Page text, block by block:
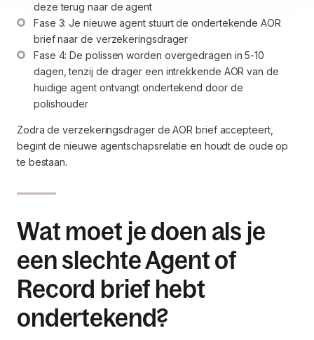
deze terug naar de agent
Fase 3: Je nieuwe agent stuurt de ondertekende AOR
brief naar de verzekeringsdrager
Fase 4: De polissen worden overgedragen in 5-10
dagen, tenzij de drager een intrekkende AOR van de
huidige agent ontvangt ondertekend door de
polishouder
Zodra de verzekeringsdrager de AOR brief accepteert,
begint de nieuwe agentschapsrelatie en houdt de oude op
te bestaan.
Wat moet je doen als je
een slechte Agent of
Record brief hebt
ondertekend?